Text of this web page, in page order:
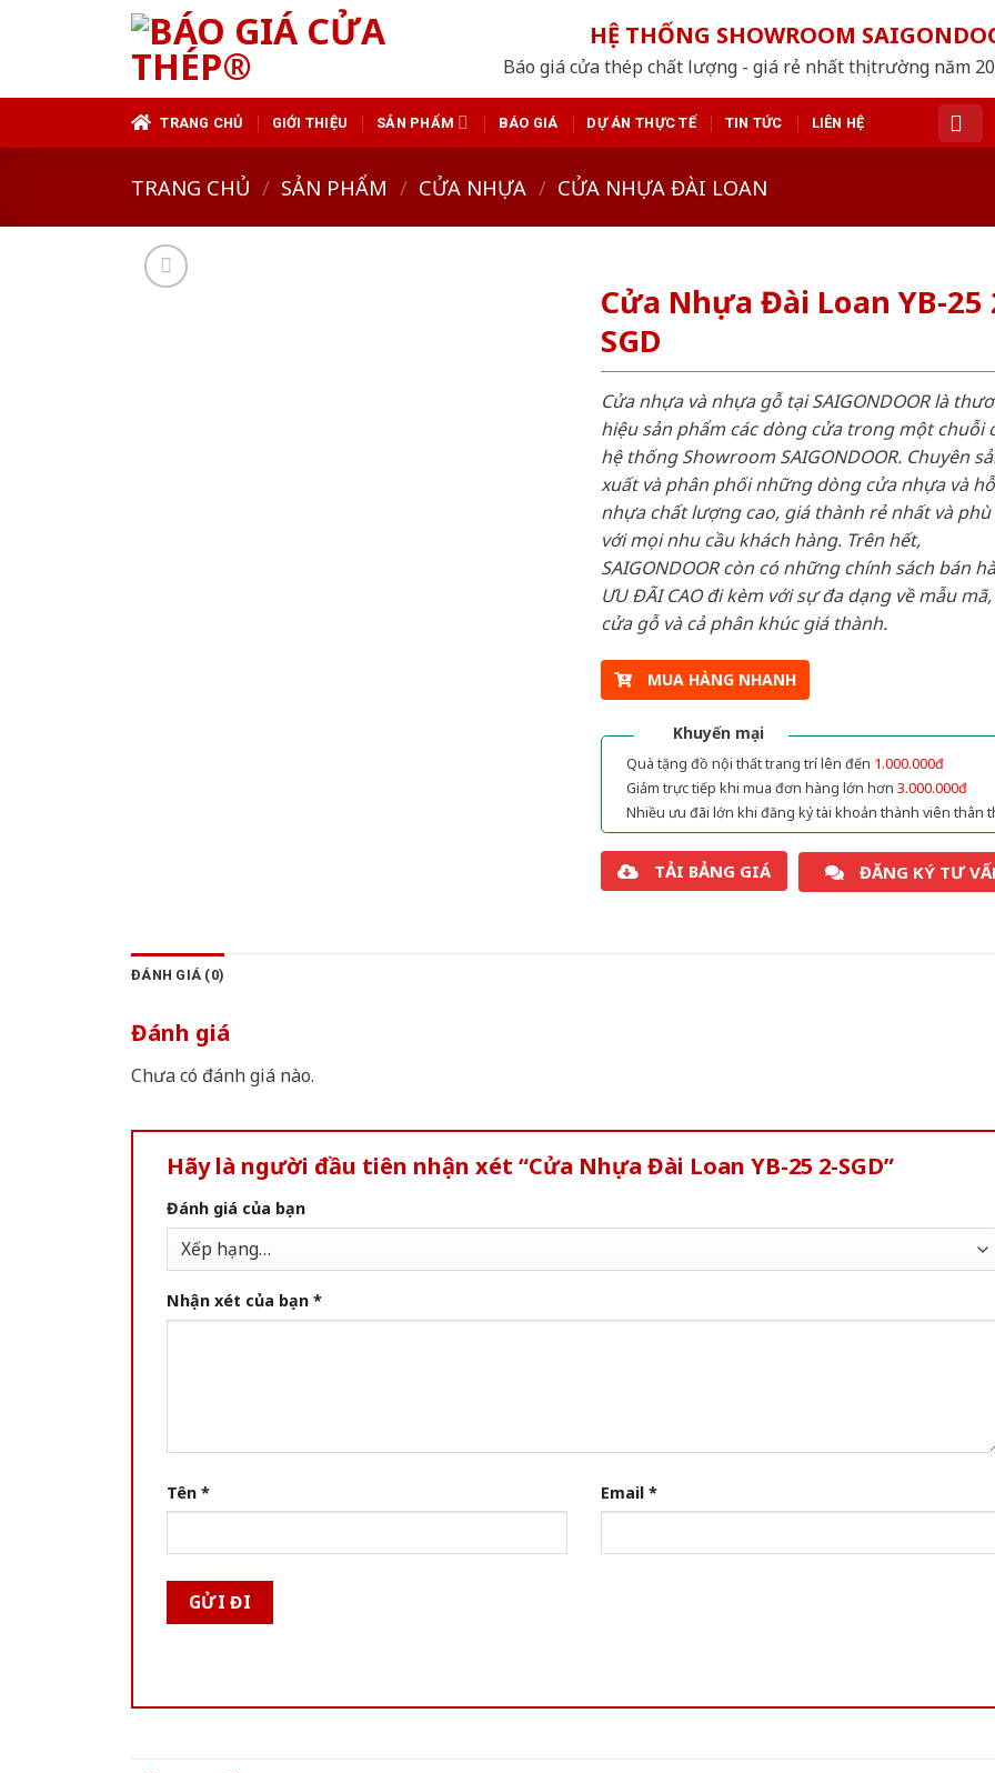
HỆ THỐNG SHOWROOM
Báo giá cửa thép chất lượng - giá rẻ nhất thị trường năm
TRANG CHỦ GIỚI THIỆU SẢN PHẨM BÁO GIÁ DỰ ÁN THỰC TẾ TIN TỨC LIÊN HỆ
TRANG CHỦ / SẢN PHẨM / CỬA NHỰA / CỬA NHỰA ĐÀI LOAN
Cửa Nhựa Đài Loan YB-25
SGD
Cửa nhựa và nhựa gỗ tại SAIGONDOOR là
hiệu sản phẩm các dòng cửa trong một chuỗi
hệ thống Showroom SAIGONDOOR. Chuyên
xuất và phân phối những dòng cửa nhựa và
nhựa chất lượng cao, giá thành rẻ nhất và
với mọi nhu cầu khách hàng. Trên hết,
SAIGONDOOR còn có những chính sách bán
ƯU ĐÃI CAO đi kèm với sự đa dạng về mẫu
cửa gỗ và cả phân khúc giá thành.
MUA HÀNG NHANH
Khuyến mại
Quà tặng đồ nội thất trang trí lên đến 1.000.000đ
Giảm trực tiếp khi mua đơn hàng lớn hơn 3.000.000đ
Nhiều ưu đãi lớn khi đăng ký tài khoản thành viên thân
TẢI BẢNG GIÁ ĐĂNG KÝ TƯ
ĐÁNH GIÁ (0)
Đánh giá
Chưa có đánh giá nào.
Hãy là người đầu tiên nhận xét “Cửa Nhựa Đài Loan YB-25 2-SGD”
Đánh giá của bạn
Nhận xét của bạn *
Tên * Email *